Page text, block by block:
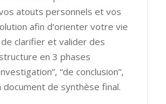
atouts personnels et vos
afin d’orienter votre vie
clarifier et valider des
en 3 phases
“de conclusion”,
document de synthèse final.